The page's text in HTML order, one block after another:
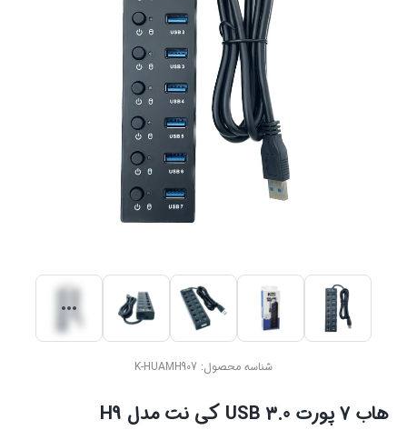
شناسه محصول: K-HUAMH907
هاب 7 پورت USB 3.0 کی نت مدل H9